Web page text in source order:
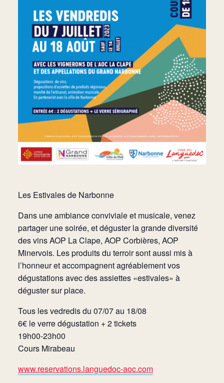
Les Estivales de Narbonne
Dans une ambiance conviviale et musicale, venez
partager une soirée, et déguster la grande diversité
des vins AOP La Clape, AOP Corbières, AOP
Minervois. Les produits du terroir sont aussi mis à
l’honneur et accompagnent agréablement vos
dégustations avec des assiettes «estivales» à
déguster sur place.
Tous les vedredis du 07/07 au 18/08
6€ le verre dégustation + 2 tickets
19h00-23h00
Cours Mirabeau
www.reservations.languedoc-aoc.com